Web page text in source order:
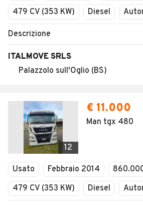
479 CV (353 KW)
Diesel
Descrizione
ITALMOVE SRLS
Palazzolo sull'Oglio (BS)
12
€ 11.000
Man tgx 480
Usato Febbraio 2014
479 CV (353 KW)
Diesel